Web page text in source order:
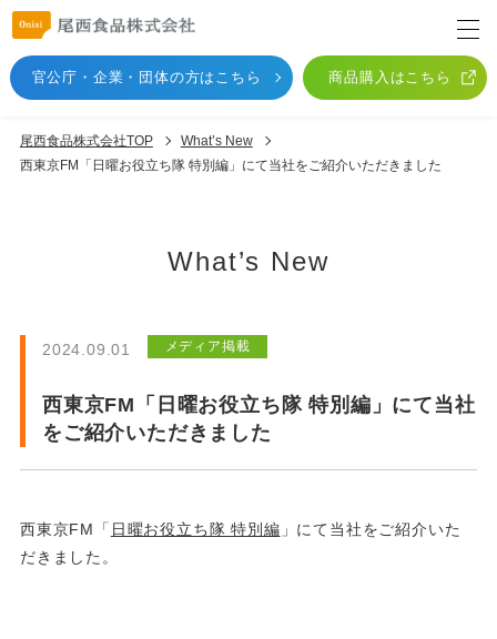
官公庁・企業・団体の方はこちら 商品購入はこちら
尾西食品株式会社TOP
What’s New
西東京FM「日曜お役立ち隊 特別編」にて当社をご紹介いただきました
What’s New
2024.09.01 メディア掲載
西東京FM「日曜お役立ち隊 特別編」にて当社
をご紹介いただきました
西東京FM「 日曜お役立ち隊 特別編 」にて当社をご紹介いた
だきました。